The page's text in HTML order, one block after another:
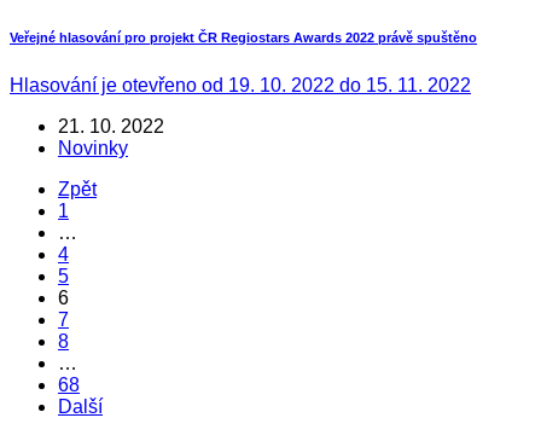
Veřejné hlasování pro projekt ČR Regiostars Awards 2022 právě spuštěno
Hlasování je otevřeno od 19. 10. 2022 do 15. 11. 2022
21. 10. 2022
Novinky
Zpět
1
…
4
5
6
7
8
…
68
Další